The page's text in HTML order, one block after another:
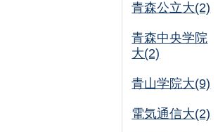
青森公立大(2)
青森中央学院
大(2)
青山学院大(9)
電気通信大(2)